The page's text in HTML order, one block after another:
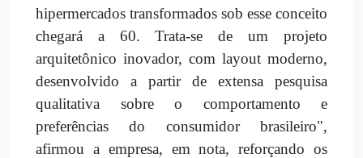
hipermercados transformados sob esse conceito
chegará a 60. Trata-se de um projeto
arquitetônico inovador, com layout moderno,
desenvolvido a partir de extensa pesquisa
qualitativa sobre o comportamento e
preferências do consumidor brasileiro",
afirmou a empresa, em nota, reforçando os